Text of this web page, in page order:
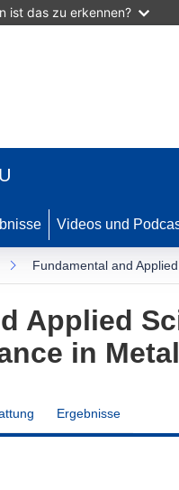
ist das zu erkennen?
Videos und
Fundamental and
Applied
in
Ergebnisse